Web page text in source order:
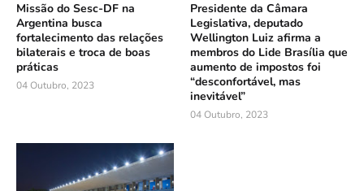
Missão do Sesc-DF na
Argentina busca
fortalecimento das relações
bilaterais e troca de boas
práticas
04 Outubro, 2023
Presidente da Câmara
Legislativa, deputado
Wellington Luiz afirma a
membros do Lide Brasília que
aumento de impostos foi
“desconfortável, mas
inevitável”
04 Outubro, 2023